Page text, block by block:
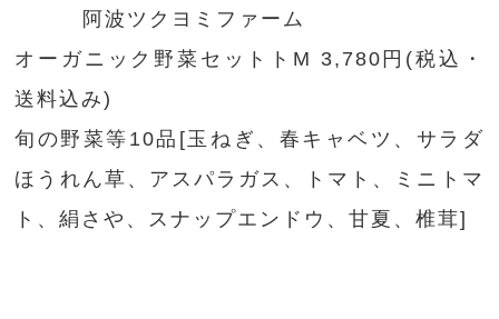
阿波ツクヨミファーム
オーガニック野菜セットトM 3,780円(税込・
送料込み)
旬の野菜等10品[玉ねぎ、春キャベツ、サラダ
ほうれん草、アスパラガス、トマト、ミニトマ
ト、絹さや、スナップエンドウ、甘夏、椎茸]